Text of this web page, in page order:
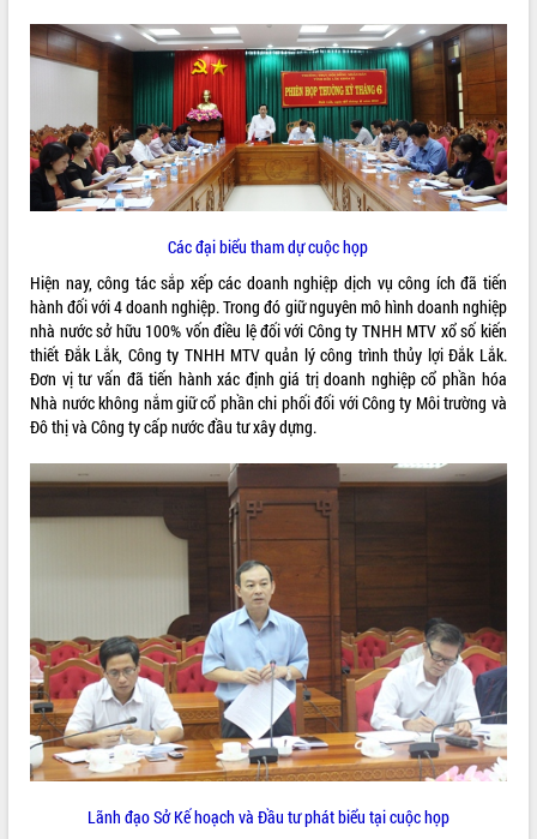
HỆ THỐNG VĂN BẢN
ĐIỂM TIN VĂN BẢN
QUY HOẠCH - KẾ HOẠCH
VIDEO
Các đại biểu tham dự cuộc họp
Hiện nay, công tác sắp xếp các doanh nghiệp dịch vụ công ích đã tiến
hành đối với 4 doanh nghiệp. Trong đó giữ nguyên mô hình doanh nghiệp
nhà nước sở hữu 100% vốn điều lệ đối với Công ty TNHH MTV xổ số kiến
thiết Đắk Lắk, Công ty TNHH MTV quản lý công trình thủy lợi Đắk Lắk.
Đơn vị tư vấn đã tiến hành xác định giá trị doanh nghiệp cổ phần hóa
Nhà nước không nắm giữ cổ phần chi phối đối với Công ty Môi trường và
Đô thị và Công ty cấp nước đầu tư xây dựng.
Lãnh đạo Sở Kế hoạch và Đầu tư phát biểu tại cuộc họp